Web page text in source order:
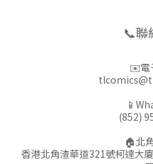
📞聯
✉️電
(852)
🏠北
香港北角渣華道321號柯達大